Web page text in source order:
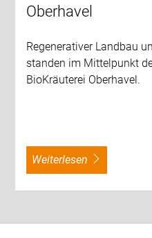
Oberhavel
Regenerativer Landbau
standen im Mittelpunkt
BioKräuterei Oberhavel.
weiterlesen